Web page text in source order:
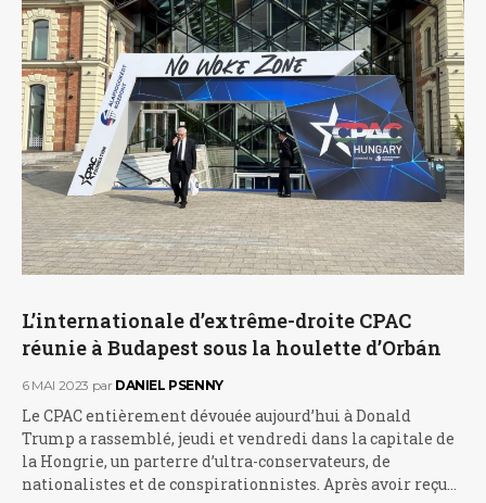
L’internationale d’extrême-droite CPAC
réunie à Budapest sous la houlette d’Orbán
6 MAI 2023 par DANIEL PSENNY
Le CPAC entièrement dévouée aujourd’hui à Donald
Trump a rassemblé, jeudi et vendredi dans la capitale de
la Hongrie, un parterre d’ultra-conservateurs, de
nationalistes et de conspirationnistes. Après avoir reçu…